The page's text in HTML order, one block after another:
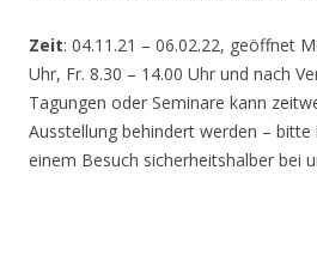
Zeit: 04.11.21 – 06.02.22, geöffnet
Uhr, Fr. 8.30 – 14.00 Uhr und nach
Tagungen oder Seminare kann
Ausstellung behindert werden –
einem Besuch sicherheitshalber bei